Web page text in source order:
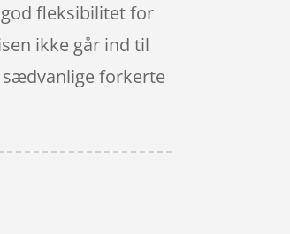
fleksibilitet for
ikke går ind til
sædvanlige forkerte